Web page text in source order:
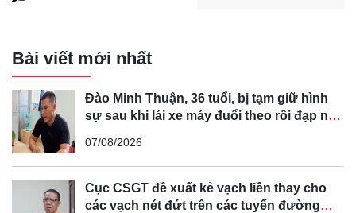
Bài viết mới nhất
Đào Minh Thuận, 36 tuổi, bị tạm giữ hình
sự sau khi lái xe máy đuổi theo rồi đạp ngã
07/08/2026
Cục CSGT đề xuất kẻ vạch liền thay cho
các vạch nét đứt trên các tuyến đường